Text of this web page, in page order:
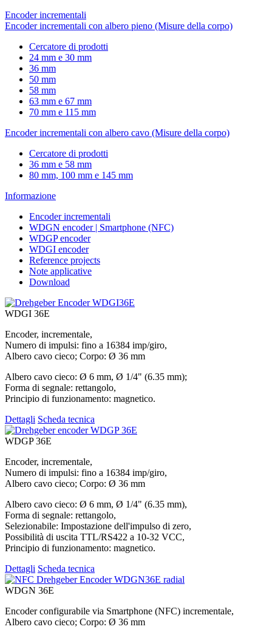
Encoder incrementali
Encoder incrementali con albero pieno (Misure della corpo)
Cercatore di prodotti
24 mm e 30 mm
36 mm
50 mm
58 mm
63 mm e 67 mm
70 mm e 115 mm
Encoder incrementali con albero cavo (Misure della corpo)
Cercatore di prodotti
36 mm e 58 mm
80 mm, 100 mm e 145 mm
Informazione
Encoder incrementali
WDGN encoder | Smartphone (NFC)
WDGP encoder
WDGI encoder
Reference projects
Note applicative
Download
WDGI 36E
Encoder, incrementale,
Numero di impulsi: fino a 16384 imp/giro,
Albero cavo cieco; Corpo: Ø 36 mm
Albero cavo cieco: Ø 6 mm, Ø 1/4" (6.35 mm);
Forma di segnale: rettangolo,
Principio di funzionamento: magnetico.
Dettagli Scheda tecnica
WDGP 36E
Encoder, incrementale,
Numero di impulsi: fino a 16384 imp/giro,
Albero cavo cieco; Corpo: Ø 36 mm
Albero cavo cieco: Ø 6 mm, Ø 1/4" (6.35 mm),
Forma di segnale: rettangolo,
Selezionabile: Impostazione dell'impulso di zero,
Possibilità di uscita TTL/RS422 a 10-32 VCC,
Principio di funzionamento: magnetico.
Dettagli Scheda tecnica
WDGN 36E
Encoder configurabile via Smartphone (NFC) incrementale,
Albero cavo cieco; Corpo: Ø 36 mm